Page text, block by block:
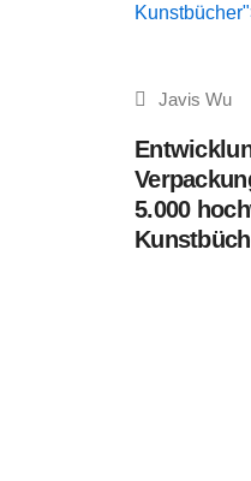
Javis Wu
5.000